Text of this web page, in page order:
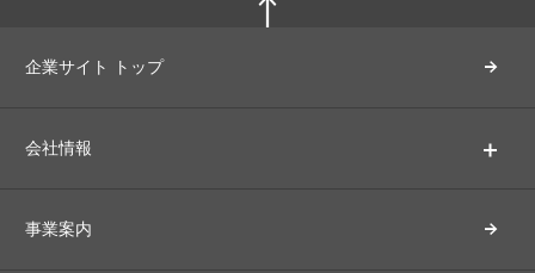
企業サイト トップ
会社情報
事業案内